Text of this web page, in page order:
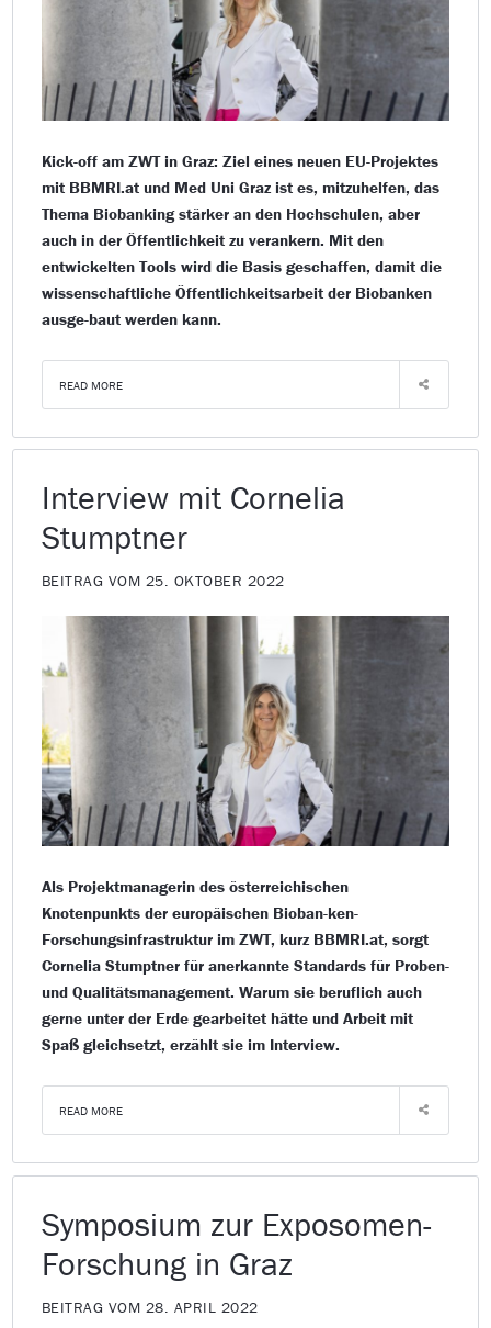
Kick-off am ZWT in Graz: Ziel eines neuen EU-Projektes
mit BBMRI.at und Med Uni Graz ist es, mitzuhelfen, das
Thema Biobanking stärker an den Hochschulen, aber
auch in der Öffentlichkeit zu verankern. Mit den
entwickelten Tools wird die Basis geschaffen, damit die
wissenschaftliche Öffentlichkeitsarbeit der Biobanken
ausge-baut werden kann.
READ MORE
Interview mit Cornelia
Stumptner
BEITRAG VOM 25. OKTOBER 2022
Als Projektmanagerin des österreichischen
Knotenpunkts der europäischen Bioban-ken-
Forschungsinfrastruktur im ZWT, kurz BBMRI.at, sorgt
Cornelia Stumptner für anerkannte Standards für Proben-
und Qualitätsmanagement. Warum sie beruflich auch
gerne unter der Erde gearbeitet hätte und Arbeit mit
Spaß gleichsetzt, erzählt sie im Interview.
READ MORE
Symposium zur Exposomen-
Forschung in Graz
BEITRAG VOM 28. APRIL 2022